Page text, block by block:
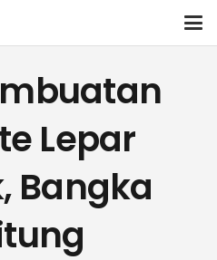
Lepar
Bangka